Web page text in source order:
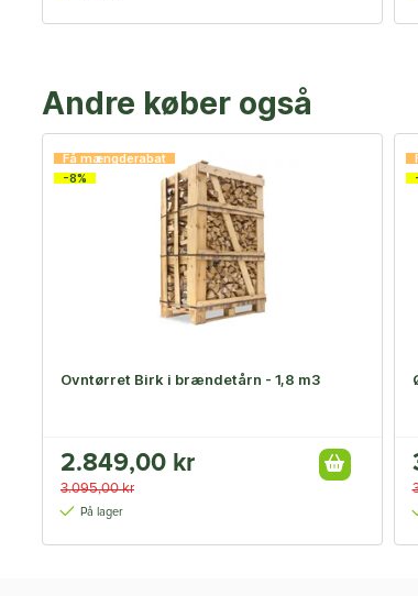
Andre køber også
Få mængderabat
-8%
Ovntørret Birk i brændetårn - 1,8 m3
2.849,00 kr
3.095,00 kr
På lager